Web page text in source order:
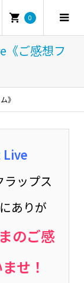
0
《ご感想フ
》
Live
ップス
ありが
のご感
せ！